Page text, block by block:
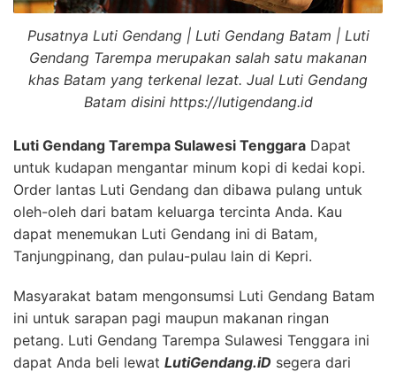
Pusatnya Luti Gendang | Luti Gendang Batam | Luti
Gendang Tarempa merupakan salah satu makanan
khas Batam yang terkenal lezat. Jual Luti Gendang
Batam disini https://lutigendang.id
Luti Gendang Tarempa Sulawesi Tenggara Dapat
untuk kudapan mengantar minum kopi di kedai kopi.
Order lantas Luti Gendang dan dibawa pulang untuk
oleh-oleh dari batam keluarga tercinta Anda. Kau
dapat menemukan Luti Gendang ini di Batam,
Tanjungpinang, dan pulau-pulau lain di Kepri.
Masyarakat batam mengonsumsi Luti Gendang Batam
ini untuk sarapan pagi maupun makanan ringan
petang. Luti Gendang Tarempa Sulawesi Tenggara ini
dapat Anda beli lewat LutiGendang.iD segera dari